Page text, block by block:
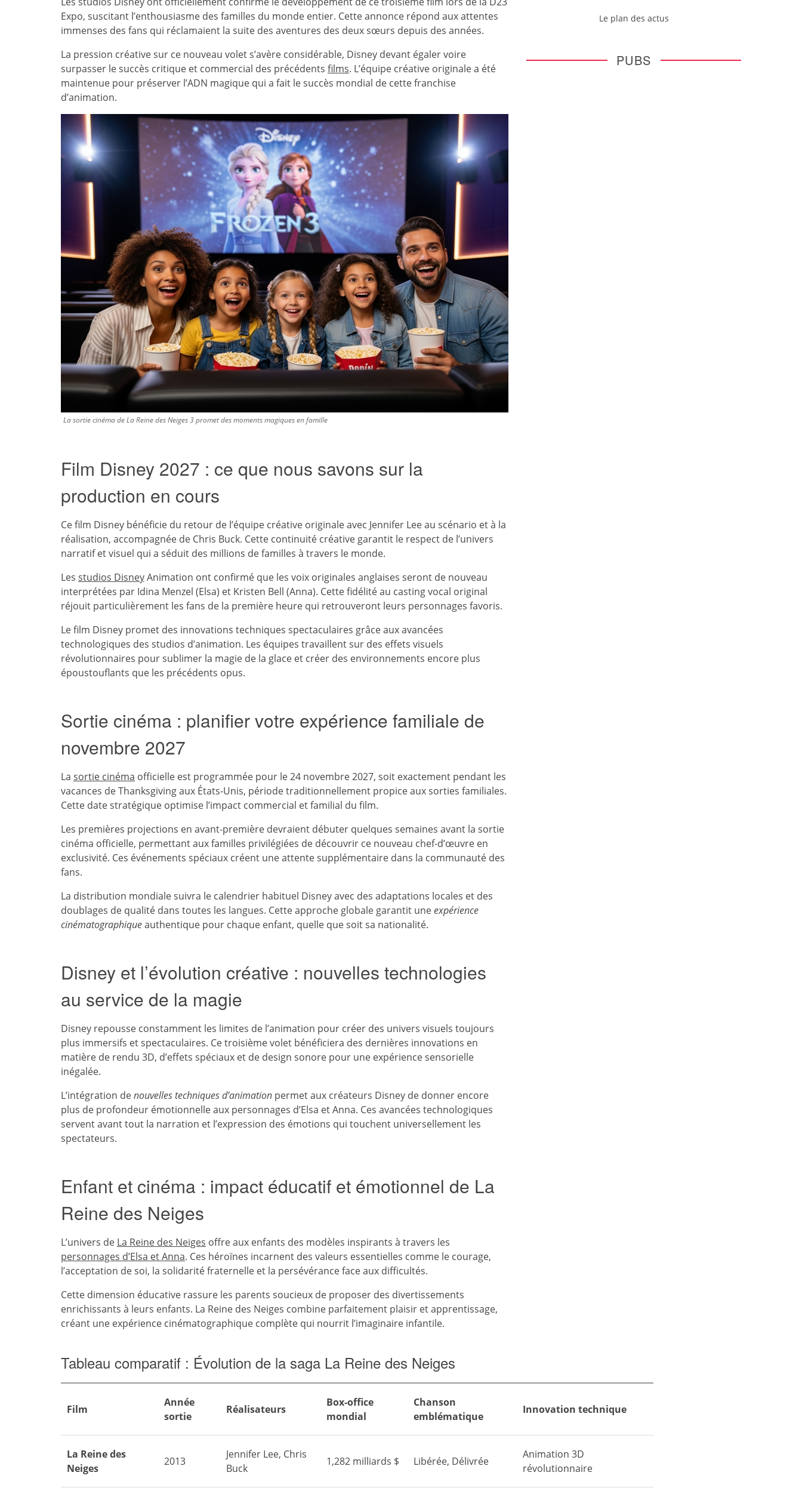
Expo, suscitant l’enthousiasme des familles du monde entier. Cette annonce répond aux attentes
immenses des fans qui réclamaient la suite des aventures des deux sœurs depuis des années.
La pression créative sur ce nouveau volet s’avère considérable, Disney devant égaler voire
surpasser le succès critique et commercial des précédents films. L’équipe créative originale a été
maintenue pour préserver l’ADN magique qui a fait le succès mondial de cette franchise
d’animation.
La sortie cinéma de La Reine des Neiges 3 promet des moments magiques en famille
Film Disney 2027 : ce que nous savons sur la
production en cours
Ce film Disney bénéficie du retour de l’équipe créative originale avec Jennifer Lee au scénario et à la
réalisation, accompagnée de Chris Buck. Cette continuité créative garantit le respect de l’univers
narratif et visuel qui a séduit des millions de familles à travers le monde.
Les studios DisneyAnimation ont confirmé que les voix originales anglaises seront de nouveau
interprétées par Idina Menzel (Elsa) et Kristen Bell (Anna). Cette fidélité au casting vocal original
réjouit particulièrement les fans de la première heure qui retrouveront leurs personnages favoris.
Le film Disney promet des innovations techniques spectaculaires grâce aux avancées
technologiques des studios d’animation. Les équipes travaillent sur des effets visuels
révolutionnaires pour sublimer la magie de la glace et créer des environnements encore plus
époustouflants que les précédents opus.
Sortie cinéma : planifier votre expérience familiale de
novembre 2027
La sortie cinéma officielle est programmée pour le 24 novembre 2027, soit exactement pendant les
vacances de Thanksgiving aux États-Unis, période traditionnellement propice aux sorties familiales.
Cette date stratégique optimise l’impact commercial et familial du film.
Les premières projections en avant-première devraient débuter quelques semaines avant la sortie
cinéma officielle, permettant aux familles privilégiées de découvrir ce nouveau chef-d’œuvre en
exclusivité. Ces événements spéciaux créent une attente supplémentaire dans la communauté des
fans.
La distribution mondiale suivra le calendrier habituel Disney avec des adaptations locales et des
doublages de qualité dans toutes les langues. Cette approche globale garantit uneexpérience
cinématographiqueauthentique pour chaque enfant, quelle que soit sa nationalité.
Disney et l’évolution créative : nouvelles technologies
au service de la magie
Disney repousse constamment les limites de l’animation pour créer des univers visuels toujours
plus immersifs et spectaculaires. Ce troisième volet bénéficiera des dernières innovations en
matière de rendu 3D, d’effets spéciaux et de design sonore pour une expérience sensorielle
inégalée.
L’intégration denouvelles techniques d’animation permet aux créateurs Disney de donner encore
plus de profondeur émotionnelle aux personnages d’Elsa et Anna. Ces avancées technologiques
servent avant tout la narration et l’expression des émotions qui touchent universellement les
spectateurs.
Enfant et cinéma : impact éducatif et émotionnel de La
Reine des Neiges
L’univers de La Reine des Neiges offre aux enfants des modèles inspirants à travers les
personnages d’Elsa et Anna. Ces héroïnes incarnent des valeurs essentielles comme le courage,
l’acceptation de soi, la solidarité fraternelle et la persévérance face aux difficultés.
Cette dimension éducative rassure les parents soucieux de proposer des divertissements
enrichissants à leurs enfants. La Reine des Neiges combine parfaitement plaisir et apprentissage,
créant une expérience cinématographique complète qui nourrit l’imaginaire infantile.
Tableau comparatif : Évolution de la saga La Reine des Neiges
Film
Année
sortie
Réalisateurs
Box-office
mondial
Chanson
emblématique
Innovation technique
La Reine des
Neiges
2013
Jennifer Lee, Chris
Buck
1,282 milliards $ Libérée, Délivrée
Animation 3D
révolutionnaire
Le plan des actus
PUBS